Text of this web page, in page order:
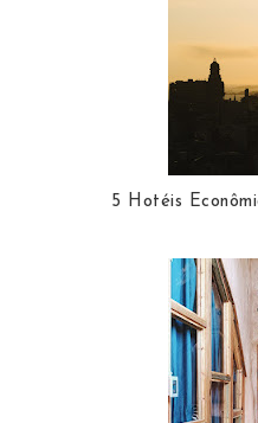
5 Hotéis